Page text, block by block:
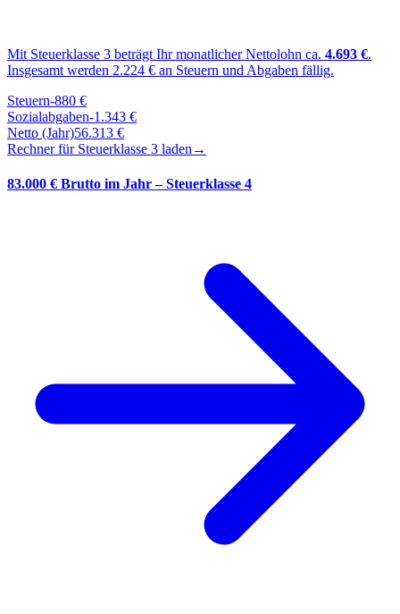
Mit Steuerklasse 3 beträgt Ihr monatlicher Nettolohn ca. 4.693 €.
Insgesamt werden 2.224 € an Steuern und Abgaben fällig.
Steuern-880 €
Sozialabgaben-1.343 €
Netto (Jahr)56.313 €
Rechner für Steuerklasse 3 laden →
83.000 € Brutto im Jahr – Steuerklasse 4